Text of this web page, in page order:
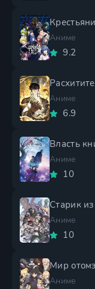
Аниме
9.2
Аниме
6.9
Власть
Аниме
10
Аниме
10
Аниме